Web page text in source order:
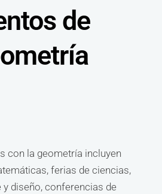
de
con la geometría incluyen
ferias de ciencias,
diseño, conferencias de